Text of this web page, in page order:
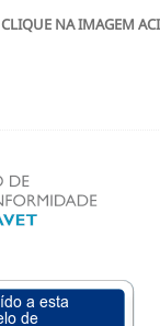
CLIQUE NA IMAGEM